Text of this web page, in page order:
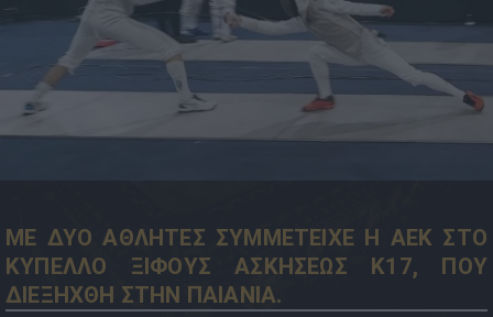
ΜΕ ΔΥΟ ΑΘΛΗΤΕΣ ΣΥΜΜΕΤΕΙΧΕ Η ΑΕΚ ΣΤΟ
ΚΥΠΕΛΛΟ ΞΙΦΟΥΣ ΑΣΚΗΣΕΩΣ Κ17, ΠΟΥ
ΔΙΕΞΗΧΘΗ ΣΤΗΝ ΠΑΙΑΝΙΑ.